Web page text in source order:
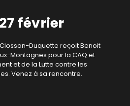
février
Duquette reçoit Benoit
Montagnes pour la CAQ et
et de la Lutte contre les
Venez à sa rencontre.